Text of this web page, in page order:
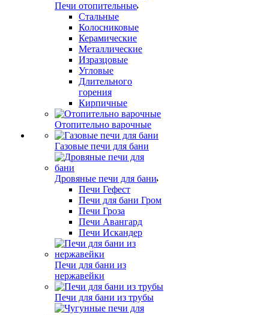
Печи отопительные
Стальные
Колосниковые
Керамические
Металлические
Изразцовые
Угловые
Длительного
горения
Кирпичные
Отопительно варочные
Газовые печи для бани
Дровяные печи для бани
Печи Гефест
Печи для бани Гром
Печи Гроза
Печи Авангард
Печи Искандер
Печи для бани из
нержавейки
Печи для бани из трубы